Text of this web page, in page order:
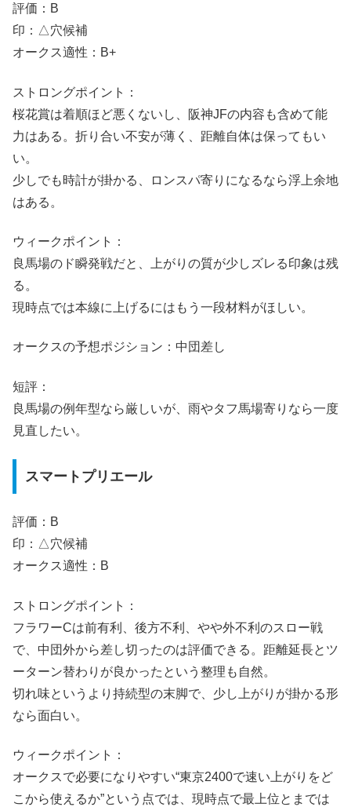
評価：B
印：△穴候補
オークス適性：B+
ストロングポイント：
桜花賞は着順ほど悪くないし、阪神JFの内容も含めて能
力はある。折り合い不安が薄く、距離自体は保ってもい
い。
少しでも時計が掛かる、ロンスパ寄りになるなら浮上余地
はある。
ウィークポイント：
良馬場のド瞬発戦だと、上がりの質が少しズレる印象は残
る。
現時点では本線に上げるにはもう一段材料がほしい。
オークスの予想ポジション：中団差し
短評：
良馬場の例年型なら厳しいが、雨やタフ馬場寄りなら一度
見直したい。
スマートプリエール
評価：B
印：△穴候補
オークス適性：B
ストロングポイント：
フラワーCは前有利、後方不利、やや外不利のスロー戦
で、中団外から差し切ったのは評価できる。距離延長とツ
ーターン替わりが良かったという整理も自然。
切れ味というより持続型の末脚で、少し上がりが掛かる形
なら面白い。
ウィークポイント：
オークスで必要になりやすい“東京2400で速い上がりをど
こから使えるか”という点では、現時点で最上位とまでは